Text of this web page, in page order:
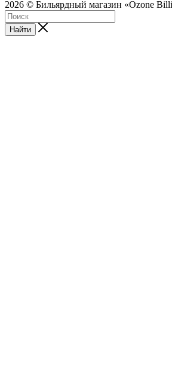
2026 © Бильярдный магазин «Ozone
Найти